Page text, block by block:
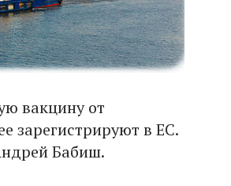
вакцину от
зарегистрируют в ЕС.
Бабиш.